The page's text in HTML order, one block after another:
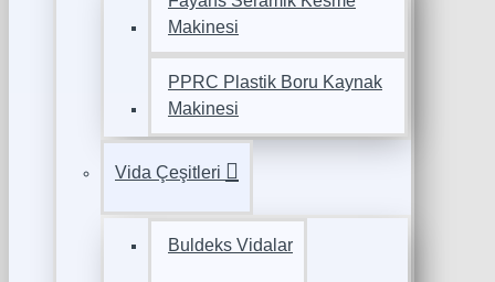
Makinesi
PPRC Plastik Boru Kaynak
Makinesi
Vida Çeşitleri
Buldeks Vidalar